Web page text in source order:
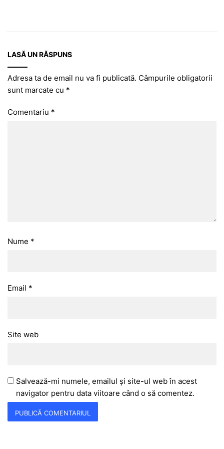
LASĂ UN RĂSPUNS
Adresa ta de email nu va fi publicată. Câmpurile obligatorii
sunt marcate cu *
Comentariu *
Nume *
Email *
Site web
Salvează-mi numele, emailul și site-ul web în acest
navigator pentru data viitoare când o să comentez.